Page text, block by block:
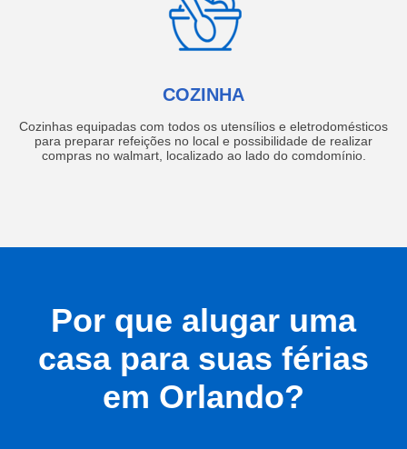
COZINHA
Cozinhas equipadas com todos os utensílios e eletrodomésticos
para preparar refeições no local e possibilidade de realizar
compras no walmart, localizado ao lado do comdomínio.
Por que alugar uma
casa para suas férias
em Orlando?